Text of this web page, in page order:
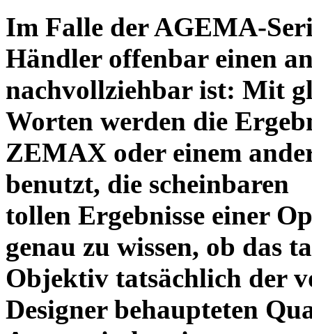
Im Falle der AGEMA-
Händler offenbar einen
nachvollziehbar ist: Mit
Worten werden die
ZEMAX oder einem
benutzt, die scheinbaren
tollen Ergebnisse einer
genau zu wissen, ob das
Objektiv tatsächlich der
Designer behaupteten